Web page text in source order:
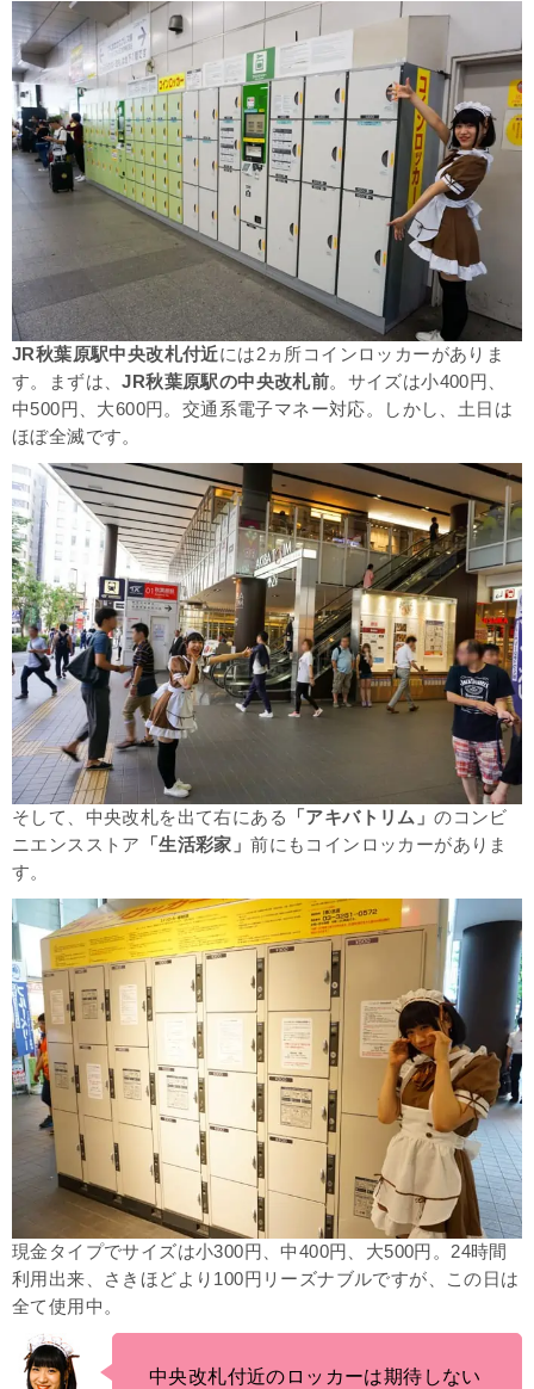
JR秋葉原駅中央改札付近には2ヵ所コインロッカーがありま
す。まずは、JR秋葉原駅の中央改札前。サイズは小400円、
中500円、大600円。 交通系電子マネー対応。しかし、土日は
ほぼ全滅です。
そして、中央改札を出て右にある 「アキバトリム」のコンビ
ニエンスストア
「生活彩家」前にもコインロッカーがありま
す。
現金タイプでサイズは小300円、中400円、大500円。24時間
利用出来、さきほどより100円リーズナブルですが、この日は
全て使用中。
中央改札付近のロッカーは期待しない